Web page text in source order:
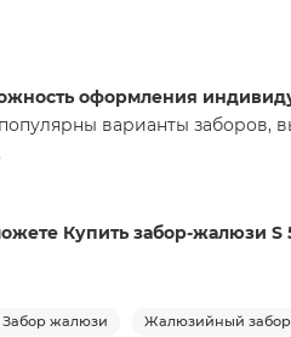
оформления
варианты заборов,
Купить забор-жалюзи
Забор жалюзи Жалюзийный забор